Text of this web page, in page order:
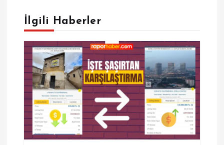
g
e
z
n
m
İlgili Haberler